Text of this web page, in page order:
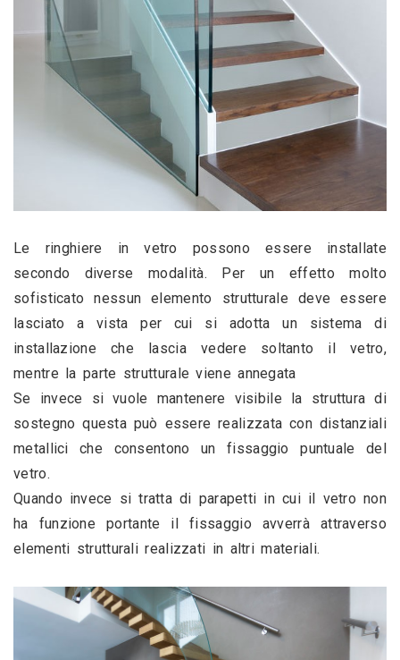
Le ringhiere in vetro possono essere installate
secondo diverse modalità. Per un effetto molto
sofisticato nessun elemento strutturale deve essere
lasciato a vista per cui si adotta un sistema di
installazione che lascia vedere soltanto il vetro,
mentre la parte strutturale viene annegata
Se invece si vuole mantenere visibile la struttura di
sostegno questa può essere realizzata con distanziali
metallici che consentono un fissaggio puntuale del
vetro.
Quando invece si tratta di parapetti in cui il vetro non
ha funzione portante il fissaggio avverrà attraverso
elementi strutturali realizzati in altri materiali.